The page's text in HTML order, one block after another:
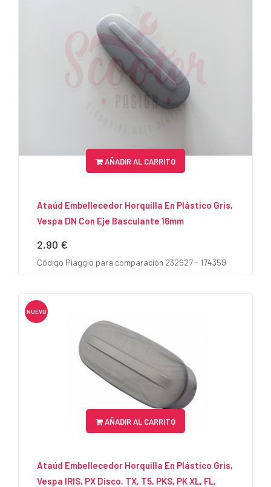
AÑADIR AL CARRITO
Ataúd Embellecedor Horquilla En Plástico Gris,
Vespa DN Con Eje Basculante 16mm
Precio
2,90 €
Código Piaggio para comparación 232927 - 174359
NUEVO
AÑADIR AL CARRITO
Ataúd Embellecedor Horquilla En Plástico Gris,
Vespa IRIS, PX Disco, TX, T5, PKS, PK XL, FL,